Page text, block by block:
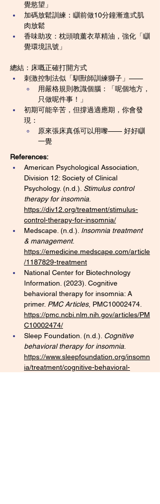
覺慾望」
加碼放鬆訓練：瞓前做10分鐘漸進式肌
肉放鬆
香味助攻：枕頭噴薰衣草精油，強化「瞓
覺環境訊號」
總結：床嘅正確打開方式
刺激控制法似「馴獸師訓練獅子」——
用嚴格規則教識個腦：「呢個地方，
只做呢件事！」
初期可能辛苦，但撐過適應期，你會發
現：
原來張床真係可以用嚟—— 好好瞓
一覺
References:
American Psychological Association,
Division 12: Society of Clinical
Psychology. (n.d.). Stimulus control
therapy for insomnia
https://div12.org/treatment/stimulus-
control-therapy-for-insomnia/
Medscape. (n.d.). Insomnia treatment
& management.
https://emedicine.medscape.com/article
/1187829-treatment
National Center for Biotechnology
Information. (2023). Cognitive
behavioral therapy for insomnia: A
primer. PMC Articles, PMC10002474.
https://pmc.ncbi.nlm.nih.gov/articles/PM
C10002474/
Sleep Foundation. (n.d.). Cognitive
behavioral therapy for insomnia
https://www.sleepfoundation.org/insomn
ia/treatment/cognitive-behavioral-